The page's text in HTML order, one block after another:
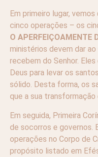
Em primeiro lugar,
cinco operações – os
O APERFEIÇOAMENTE
ministérios devem dar
recebem do Senhor.
Deus para levar os
sólido. Desta forma, os
que a sua
Em seguida, Primeira
de socorros e governos.
operações no Corpo de
propósito listado em